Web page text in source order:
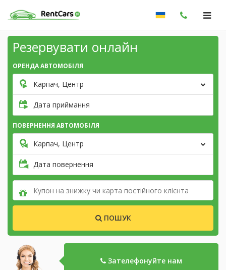
Резервувати онлайн
ОРЕНДА АВТОМОБІЛЯ
Карпач, Центр
Дата приймання
ПОВЕРНЕННЯ АВТОМОБІЛЯ
Карпач, Центр
Дата повернення
ПОШУК
Зателефонуйте нам